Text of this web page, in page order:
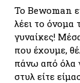
Το Bewoman
λέει το όνομα
γυναίκες!
που έχουμε,
πάνω από όλα
στυλ είτε